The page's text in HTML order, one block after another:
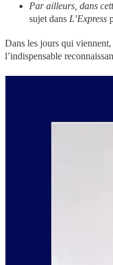
Par ailleurs, dans
sujet dans L’Express
Dans les jours qui
l’indispensable